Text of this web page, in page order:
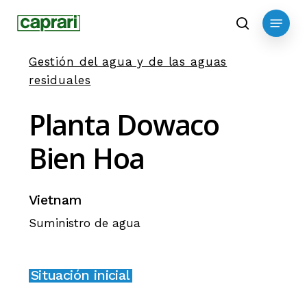
content
search
Menu
Gestión del agua y de las aguas
residuales
Planta Dowaco
Bien Hoa
Vietnam
Suministro de agua
Situación inicial